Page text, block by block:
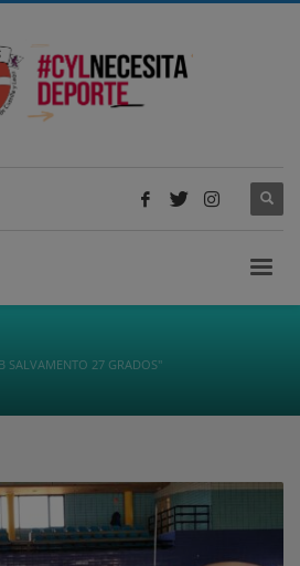
SALVAMENTO 27 GRADOS"